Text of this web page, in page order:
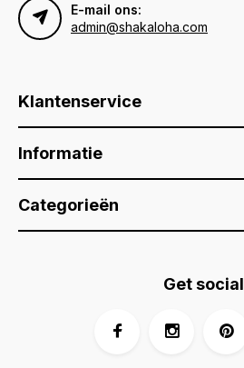
E-mail ons:
admin@shakaloha.com
Klantenservice
Informatie
Categorieën
Get social